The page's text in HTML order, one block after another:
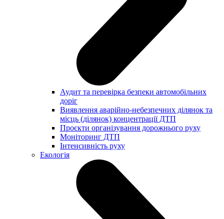
Аудит та перевірка безпеки автомобільних
доріг
Виявлення аварійно-небезпечних ділянок та
місць (ділянок) концентрації ДТП
Проєкти організування дорожнього руху
Моніторинг ДТП
Інтенсивність руху
Екологія